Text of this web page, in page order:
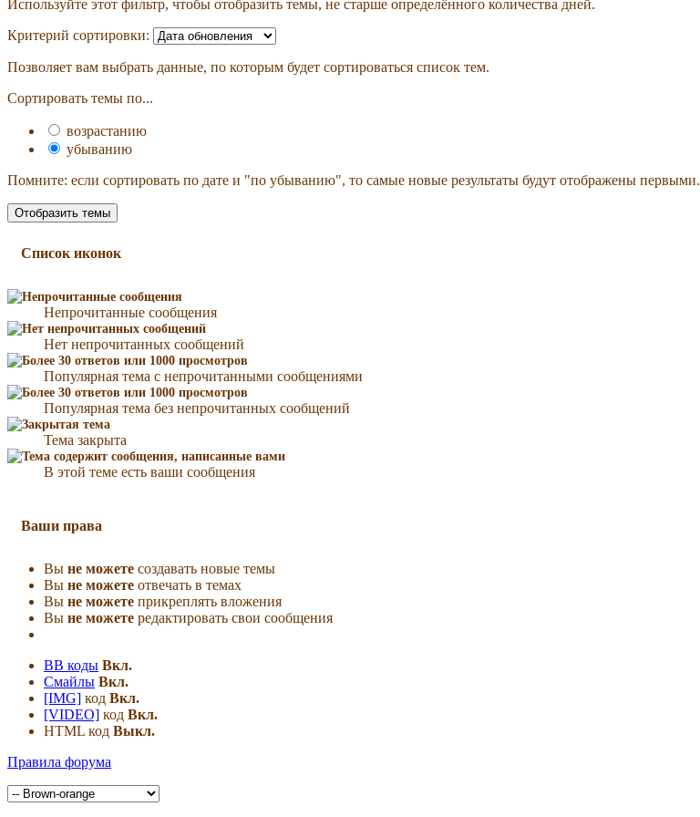
Используйте этот фильтр, чтобы отобразить темы, не старше определённого количества дней.
Критерий сортировки:
Позволяет вам выбрать данные, по которым будет сортироваться список тем.
Сортировать темы по...
возрастанию
убыванию
Помните: если сортировать по дате и "по убыванию", то самые новые результаты будут отображены первыми.
Список иконок
Непрочитанные сообщения
Нет непрочитанных сообщений
Популярная тема с непрочитанными сообщениями
Популярная тема без непрочитанных сообщений
Тема закрыта
В этой теме есть ваши сообщения
Ваши права
Вы не можете создавать новые темы
Вы не можете отвечать в темах
Вы не можете прикреплять вложения
Вы не можете редактировать свои сообщения
BB коды Вкл.
Смайлы Вкл.
[IMG] код Вкл.
[VIDEO] код Вкл.
HTML код Выкл.
Правила форума